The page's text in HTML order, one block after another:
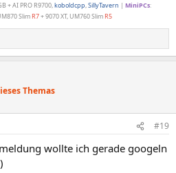
+ AI PRO R9700,koboldcpp,SillyTavern | MiniPCs:
SlimR7+ 9070 XT, UM760 SlimR5
Themas
#19
wollte ich gerade googeln